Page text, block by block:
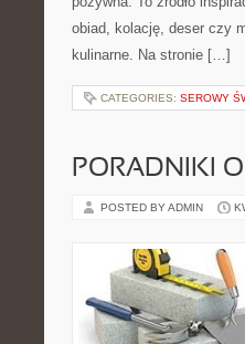
obiad, kolację, deser czy
kulinarne. Na stronie […]
CATEGORIES: SEROWY
PORADNIKI
POSTED BY ADMIN